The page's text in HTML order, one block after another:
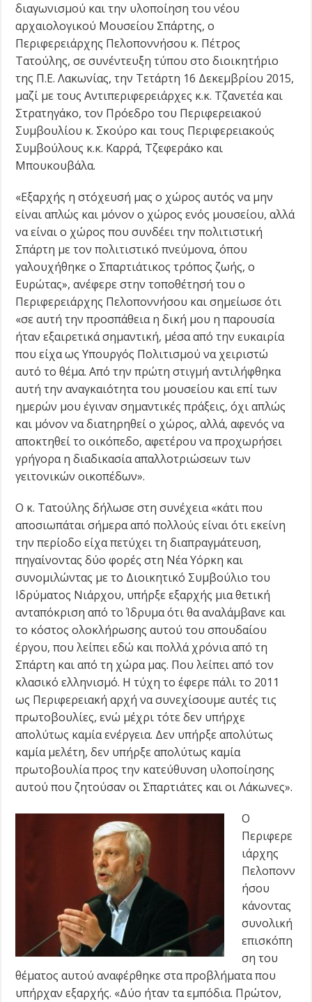
διαγωνισμού και την υλοποίηση του νέου
αρχαιολογικού Μουσείου Σπάρτης, ο
Περιφερειάρχης Πελοποννήσου κ. Πέτρος
Τατούλης, σε συνέντευξη τύπου στο διοικητήριο
της Π.Ε. Λακωνίας, την Τετάρτη 16 Δεκεμβρίου 2015,
μαζί με τους Αντιπεριφερειάρχες κ.κ. Τζανετέα και
Στρατηγάκο, τον Πρόεδρο του Περιφερειακού
Συμβουλίου κ. Σκούρο και τους Περιφερειακούς
Συμβούλους κ.κ. Καρρά, Τζεφεράκο και
Μπουκουβάλα.
«Εξαρχής η στόχευσή μας ο χώρος αυτός να μην
είναι απλώς και μόνον ο χώρος ενός μουσείου, αλλά
να είναι ο χώρος που συνδέει την πολιτιστική
Σπάρτη με τον πολιτιστικό πνεύμονα, όπου
γαλουχήθηκε ο Σπαρτιάτικος τρόπος ζωής, ο
Ευρώτας», ανέφερε στην τοποθέτησή του ο
Περιφερειάρχης Πελοποννήσου και σημείωσε ότι
«σε αυτή την προσπάθεια η δική μου η παρουσία
ήταν εξαιρετικά σημαντική, μέσα από την ευκαιρία
που είχα ως Υπουργός Πολιτισμού να χειριστώ
αυτό το θέμα. Από την πρώτη στιγμή αντιλήφθηκα
αυτή την αναγκαιότητα του μουσείου και επί των
ημερών μου έγιναν σημαντικές πράξεις, όχι απλώς
και μόνον να διατηρηθεί ο χώρος, αλλά, αφενός να
αποκτηθεί το οικόπεδο, αφετέρου να προχωρήσει
γρήγορα η διαδικασία απαλλοτριώσεων των
γειτονικών οικοπέδων».
Ο κ. Τατούλης δήλωσε στη συνέχεια «κάτι που
αποσιωπάται σήμερα από πολλούς είναι ότι εκείνη
την περίοδο είχα πετύχει τη διαπραγμάτευση,
πηγαίνοντας δύο φορές στη Νέα Υόρκη και
συνομιλώντας με το Διοικητικό Συμβούλιο του
Ιδρύματος Νιάρχου, υπήρξε εξαρχής μια θετική
ανταπόκριση από το Ίδρυμα ότι θα αναλάμβανε και
το κόστος ολοκλήρωσης αυτού του σπουδαίου
έργου, που λείπει εδώ και πολλά χρόνια από τη
Σπάρτη και από τη χώρα μας. Που λείπει από τον
κλασικό ελληνισμό. Η τύχη το έφερε πάλι το 2011
ως Περιφερειακή αρχή να συνεχίσουμε αυτές τις
πρωτοβουλίες, ενώ μέχρι τότε δεν υπήρχε
απολύτως καμία ενέργεια. Δεν υπήρξε απολύτως
καμία μελέτη, δεν υπήρξε απολύτως καμία
πρωτοβουλία προς την κατεύθυνση υλοποίησης
αυτού που ζητούσαν οι Σπαρτιάτες και οι Λάκωνες».
Ο
Περιφερε
ιάρχης
Πελοπονν
ήσου
κάνοντας
συνολική
επισκόπη
ση του
θέματος αυτού αναφέρθηκε στα προβλήματα που
υπήρχαν εξαρχής. «Δύο ήταν τα εμπόδια. Πρώτον,